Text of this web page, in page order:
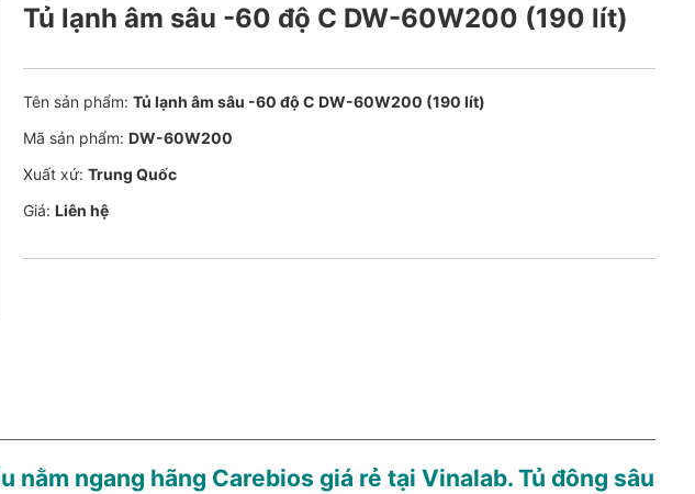
Tủ lạnh âm sâu -60 độ C DW-60W200 (190 lít)
Tên sản phẩm: Tủ lạnh âm sâu -60 độ C DW-60W200 (190 lít)
Mã sản phẩm: DW-60W200
Xuất xứ: Trung Quốc
Giá: Liên hệ
nằm ngang hãng Carebios giá rẻ tại Vinalab. Tủ đông sâu